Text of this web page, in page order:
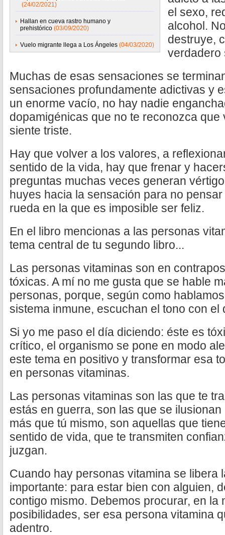
(24/02/2021)
Hallan en cueva rastro humano y
prehistórico (03/09/2020)
Vuelo migrante llega a Los Ángeles (04/03/2020)
el sexo,
alcohol.
destruye,
verdadero
Muchas de esas sensaciones se
sensaciones profundamente adictivas y
un enorme vacío, no hay nadie
dopamigénicas que no te reconozca
siente triste.
Hay que volver a los valores, a
sentido de la vida, hay que frenar y
preguntas muchas veces generan
huyes hacia la sensación para no
rueda en la que es imposible ser feliz.
En el libro mencionas a las personas
tema central de tu segundo libro...
Las personas vitaminas son en
tóxicas. A mí no me gusta que se hable
personas, porque, según como
sistema inmune, escuchan el tono con el
Si yo me paso el día diciendo: éste es
crítico, el organismo se pone en modo
este tema en positivo y transformar esa
en personas vitaminas.
Las personas vitaminas son las que te
estás en guerra, son las que se
más que tú mismo, son aquellas que
sentido de vida, que te transmiten
juzgan.
Cuando hay personas vitamina se libera
importante: para estar bien con alguien,
contigo mismo. Debemos procurar, en la
posibilidades, ser esa persona vitamina
adentro.